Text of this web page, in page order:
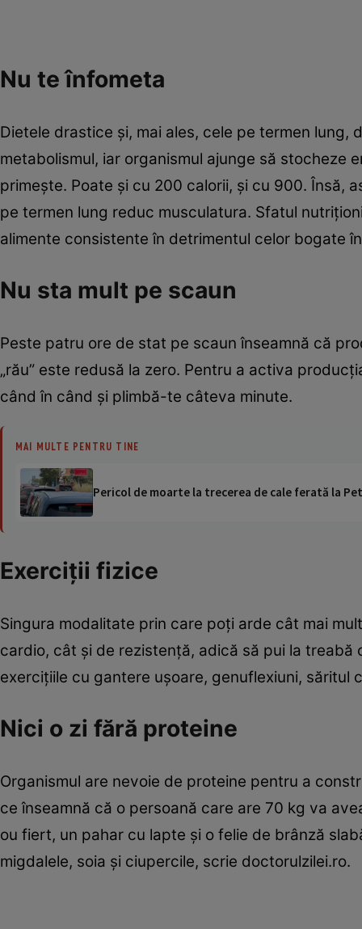
Nu te înfometa
Die­tele drastice şi, mai ales, cele pe termen
metabolismul, iar organismul ajunge să stocheze
primeşte. Poate şi cu 200 calorii, şi cu 900. Însă,
pe termen lung reduc musculatura. Sfatul
alimente consistente în detrimentul celor bogate
Nu sta mult pe scaun
Peste patru ore de stat pe scaun înseamnă că
„rău” este redusă la zero. Pentru a activa
când în când şi plimbă-te câteva minute.
MAI MULTE PENTRU TINE
Pericol de moarte la trecerea de cale ferată la
Exerciţii fizice
Singura modalitate prin care poţi arde cât mai
cardio, cât şi de rezistenţă, adică să pui la
exerciţiile cu gantere uşoare, genuflexiuni, săritul
Nici o zi fără proteine
Organismul are nevoie de proteine pentru a
ce înseamnă că o persoană care are 70 kg va
ou fiert, un pahar cu lapte şi o felie de brânză
migdalele, soia şi ciupercile, scrie doctorulzilei.ro.